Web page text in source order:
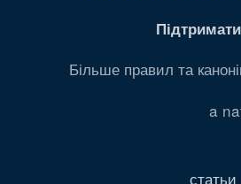
Більше правил та
a